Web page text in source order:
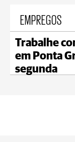
EMPREGOS
Trabalhe
em Ponta
segunda